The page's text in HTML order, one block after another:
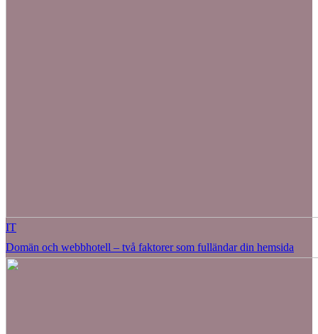
IT
Domän och webbhotell – två faktorer som fulländar din hemsida